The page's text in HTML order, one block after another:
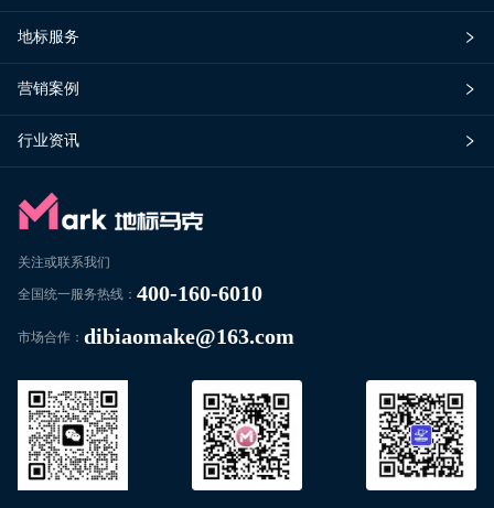
地标服务
营销案例
行业资讯
关注或联系我们
全国统一服务热线： 400-160-6010
市场合作： dibiaomake@163.com